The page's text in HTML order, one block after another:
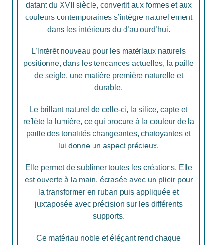
datant du XVII siècle, convertit aux formes et aux
couleurs contemporaines s’intègre naturellement
dans les intérieurs du d’aujourd’hui.
L’intérêt nouveau pour les matériaux naturels
positionne, dans les tendances actuelles, la paille
de seigle, une matière première naturelle et
durable.
Le brillant naturel de celle-ci, la silice, capte et
reflète la lumière, ce qui procure à la couleur de la
paille des tonalités changeantes, chatoyantes et
lui donne un aspect précieux.
Elle permet de sublimer toutes les créations. Elle
est ouverte à la main, écrasée avec un plioir pour
la transformer en ruban puis appliquée et
juxtaposée avec précision sur les différents
supports.
Ce matériau noble et élégant rend chaque